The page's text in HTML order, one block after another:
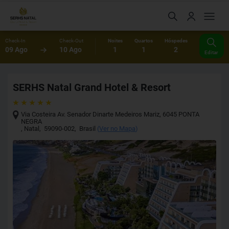
Check-In
09 Ago
Check-Out
10 Ago
Noites
1
Quartos
1
Hóspedes
2 Editar
SERHS Natal Grand Hotel & Resort
Via Costeira Av. Senador Dinarte Medeiros Mariz, 6045 PONTA
NEGRA
, Natal , 59090-002, Brasil (Ver no Mapa)